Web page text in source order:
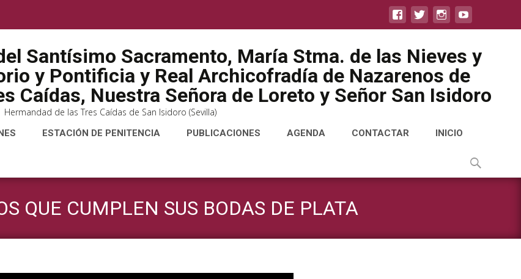
Santísimo Sacramento, María Stma. de las Nieves y
y Pontificia y Real Archicofradía de Nazarenos de
Caídas, Nuestra Señora de Loreto y Señor San Isidoro
Hermandad de las Tres Caídas de San Isidoro (Sevilla)
ESTACIÓN DE PENITENCIA PUBLICACIONES AGENDA CONTACTAR INICIO
Buscar
QUE CUMPLEN SUS BODAS DE PLATA